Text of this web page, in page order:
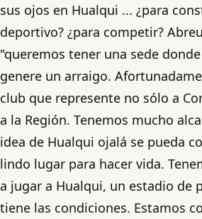
sus ojos en Hualqui ... ¿para
deportivo? ¿para competir?
"queremos tener una sede
genere un arraigo.
club que represente no sólo a
a la Región. Tenemos mucho
idea de Hualqui ojalá se pueda
lindo lugar para hacer vida.
a jugar a Hualqui, un estadio de
tiene las condiciones. Estamos